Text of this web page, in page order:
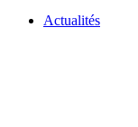
Actualités